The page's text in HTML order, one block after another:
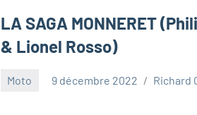
LA SAGA MONNERET
& Lionel Rosso)
Moto 9 décembre 2022 Richard